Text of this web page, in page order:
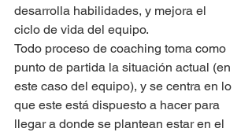
desarrolla habilidades, y mejora el
ciclo de vida del equipo.
Todo proceso de coaching toma como
punto de partida la situación actual (en
este caso del equipo), y se centra en lo
que este está dispuesto a hacer para
llegar a donde se plantean estar en el